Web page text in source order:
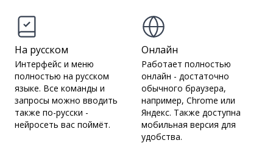
На русском
Интерфейс и меню
полностью на русском
языке. Все команды и
запросы можно вводить
также по-русски -
нейросеть вас поймёт.
Онлайн
Работает полностью
онлайн - достаточно
обычного браузера,
например, Chrome или
Яндекс. Также доступна
мобильная версия для
удобства.